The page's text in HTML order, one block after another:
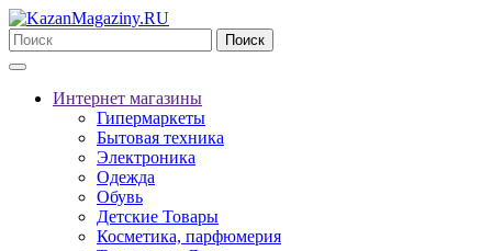
Поиск
Интернет магазины
Гипермаркеты
Бытовая техника
Электроника
Одежда
Обувь
Детские Товары
Косметика, парфюмерия